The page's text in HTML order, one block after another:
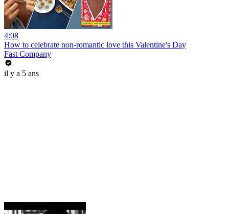
4:08
How to celebrate non-romantic love this Valentine's Day
Fast Company
il y a 5 ans